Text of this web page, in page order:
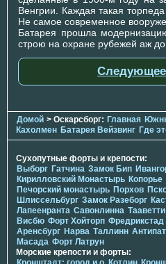
Венгрии. Каждая такая
Не самое современное
Батарея прошла
строю на охране рубежей аж до
Домой > Оскарсборг: Главная
Кахолмен Батарея Вейзвинг Где
Сухопутные форты и крепости:
Выборг Гатчина Замок Бип
Кирилловский Монастырь Копорье
Печорcкий монастырь Порхов
Шлиссельбург Замок Разеборг
Лапеенранта Савонлинна Тааветти
Висбю Форт Хойторп Фредрикстад
Аренсбург Нарва Таллинн
Масада Форт Латрун
Морские крепости и форты: